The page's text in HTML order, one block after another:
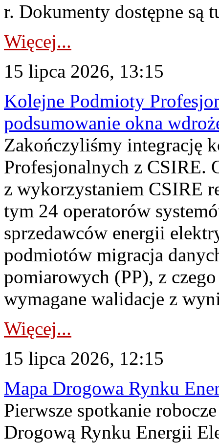
r. Dokumenty dostępne są
Więcej...
15 lipca 2026, 13:15
Kolejne Podmioty
podsumowanie okna
Zakończyliśmy integrację
Profesjonalnych z CSIRE.
z wykorzystaniem CSIRE
tym 24 operatorów
sprzedawców energii
podmiotów migracja
pomiarowych (PP), z
wymagane walidacje z
Więcej...
15 lipca 2026, 12:15
Mapa Drogowa Rynku
Pierwsze spotkanie
Drogową Rynku Energii